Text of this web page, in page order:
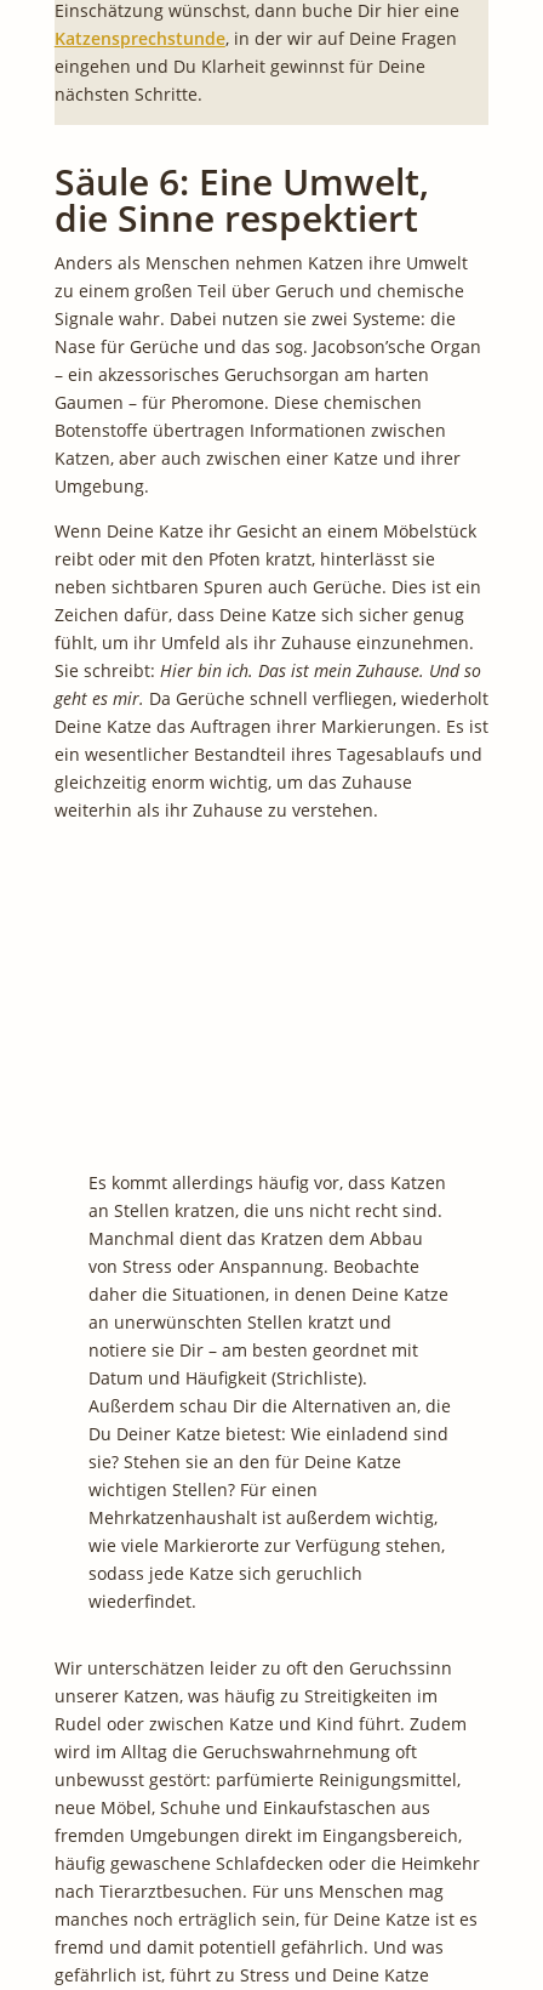
Einschätzung wünschst, dann buche Dir hier eine
Katzensprechstunde, in der wir auf Deine Fragen
eingehen und Du Klarheit gewinnst für Deine
nächsten Schritte.
Säule 6: Eine Umwelt,
die Sinne respektiert
Anders als Menschen nehmen Katzen ihre Umwelt
zu einem großen Teil über Geruch und chemische
Signale wahr. Dabei nutzen sie zwei Systeme: die
Nase für Gerüche und das sog. Jacobson’sche Organ
– ein akzessorisches Geruchsorgan am harten
Gaumen – für Pheromone. Diese chemischen
Botenstoffe übertragen Informationen zwischen
Katzen, aber auch zwischen einer Katze und ihrer
Umgebung.
Wenn Deine Katze ihr Gesicht an einem Möbelstück
reibt oder mit den Pfoten kratzt, hinterlässt sie
neben sichtbaren Spuren auch Gerüche. Dies ist ein
Zeichen dafür, dass Deine Katze sich sicher genug
fühlt, um ihr Umfeld als ihr Zuhause einzunehmen.
Sie schreibt: Hier bin ich. Das ist mein Zuhause. Und so
geht es mir. Da Gerüche schnell verfliegen, wiederholt
Deine Katze das Auftragen ihrer Markierungen. Es ist
ein wesentlicher Bestandteil ihres Tagesablaufs und
gleichzeitig enorm wichtig, um das Zuhause
weiterhin als ihr Zuhause zu verstehen.
Es kommt allerdings häufig vor, dass Katzen
an Stellen kratzen, die uns nicht recht sind.
Manchmal dient das Kratzen dem Abbau
von Stress oder Anspannung. Beobachte
daher die Situationen, in denen Deine Katze
an unerwünschten Stellen kratzt und
notiere sie Dir – am besten geordnet mit
Datum und Häufigkeit (Strichliste).
Außerdem schau Dir die Alternativen an, die
Du Deiner Katze bietest: Wie einladend sind
sie? Stehen sie an den für Deine Katze
wichtigen Stellen? Für einen
Mehrkatzenhaushalt ist außerdem wichtig,
wie viele Markierorte zur Verfügung stehen,
sodass jede Katze sich geruchlich
wiederfindet.
Wir unterschätzen leider zu oft den Geruchssinn
unserer Katzen, was häufig zu Streitigkeiten im
Rudel oder zwischen Katze und Kind führt. Zudem
wird im Alltag die Geruchswahrnehmung oft
unbewusst gestört: parfümierte Reinigungsmittel,
neue Möbel, Schuhe und Einkaufstaschen aus
fremden Umgebungen direkt im Eingangsbereich,
häufig gewaschene Schlafdecken oder die Heimkehr
nach Tierarztbesuchen. Für uns Menschen mag
manches noch erträglich sein, für Deine Katze ist es
fremd und damit potentiell gefährlich. Und was
gefährlich ist, führt zu Stress und Deine Katze